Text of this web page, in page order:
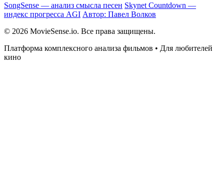
SongSense — анализ смысла песен Skynet Countdown —
индекс прогресса AGI Автор: Павел Волков
© 2026 MovieSense.io. Все права защищены.
Платформа комплексного анализа фильмов • Для любителей
кино